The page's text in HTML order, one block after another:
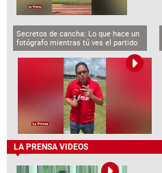
Secretos de cancha: Lo que hace un
fotógrafo mientras tú ves el partido
LA PRENSA VIDEOS